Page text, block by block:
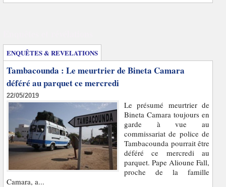
ENQUÊTES & REVELATIONS
Tambacounda : Le meurtrier de Bineta Camara
déféré au parquet ce mercredi
22/05/2019
Le présumé meurtrier de
Bineta Camara toujours en
garde à vue au
commissariat de police de
Tambacounda pourrait être
déféré ce mercredi au
parquet. Pape Alioune Fall,
proche de la famille
Camara, a...